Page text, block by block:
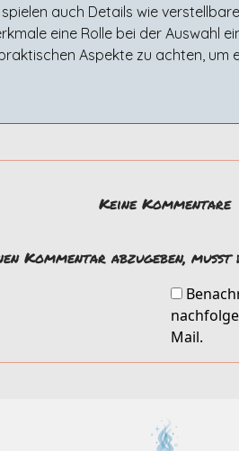
auch Details wie
eine Rolle bei der Auswahl
Aspekte zu achten, um
Keine Kommentare
Kommentar abzugeben, musst
Mail.